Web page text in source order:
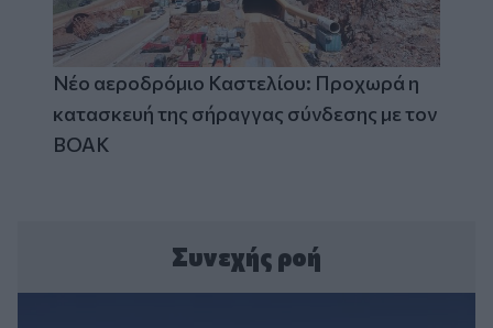
Νέο αεροδρόμιο Καστελίου: Προχωρά η
κατασκευή της σήραγγας σύνδεσης με τον
ΒΟΑΚ
Συνεχής ροή